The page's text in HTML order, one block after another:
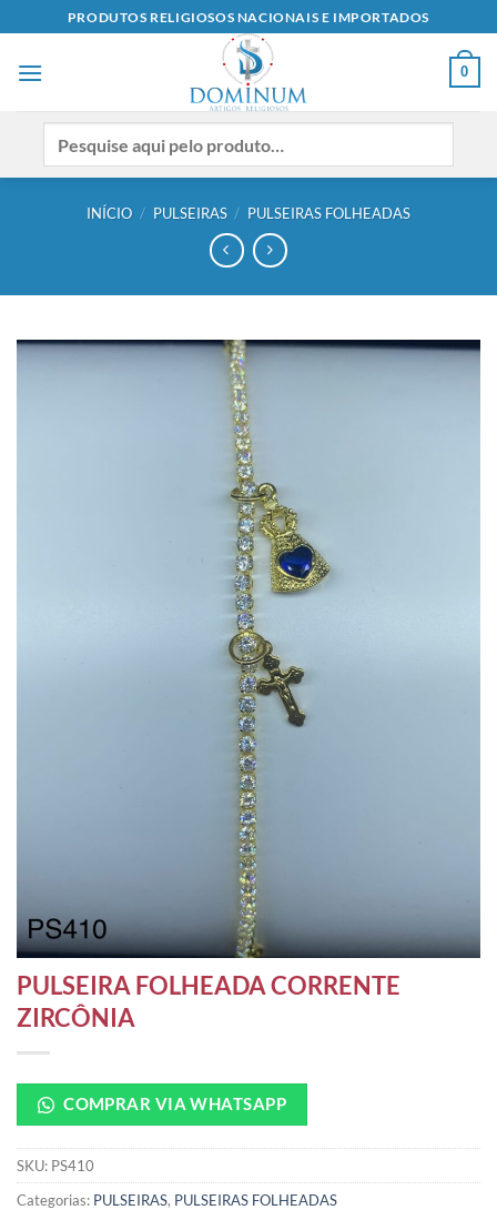
to
content
PRODUTOS RELIGIOSOS NACIONAIS E IMPORTADOS
0
INÍCIO / PULSEIRAS / PULSEIRAS FOLHEADAS
PULSEIRA FOLHEADA CORRENTE
ZIRCÔNIA
COMPRAR VIA WHATSAPP
SKU: PS410
Categorias: PULSEIRAS, PULSEIRAS FOLHEADAS